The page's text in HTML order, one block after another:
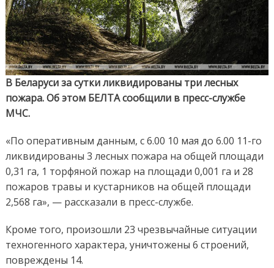
В Беларуси за сутки ликвидированы три лесных
пожара. Об этом БЕЛТА сообщили в пресс-службе
МЧС.
«По оперативным данным, с 6.00 10 мая до 6.00 11-го
ликвидированы 3 лесных пожара на общей площади
0,31 га, 1 торфяной пожар на площади 0,001 га и 28
пожаров травы и кустарников на общей площади
2,568 га», — рассказали в пресс-службе.
Кроме того, произошли 23 чрезвычайные ситуации
техногенного характера, уничтожены 6 строений,
повреждены 14.